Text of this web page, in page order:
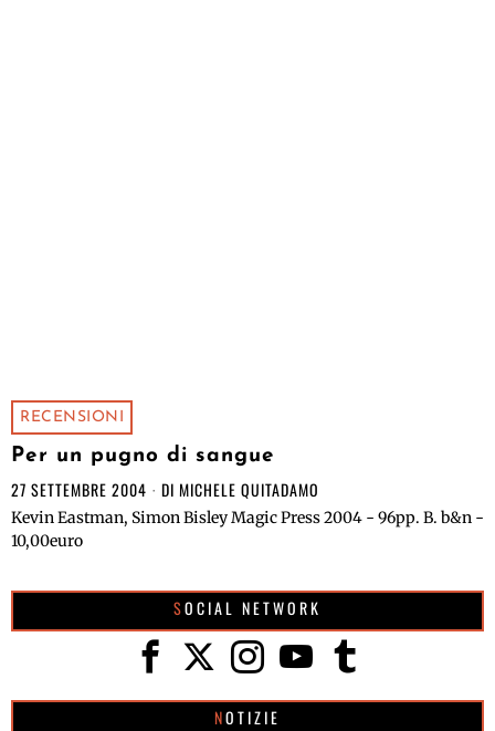
RECENSIONI
Per un pugno di sangue
27 SETTEMBRE 2004 DI MICHELE QUITADAMO
Kevin Eastman, Simon Bisley Magic Press 2004 - 96pp. B. b&n -
10,00euro
SOCIAL NETWORK
NOTIZIE